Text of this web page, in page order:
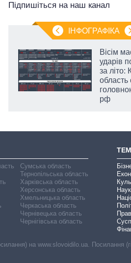
Підпишіться на наш канал
ІНФОГРАФІКА
Вісім
ударів
за літо:
область
рф
Сумська область
Тернопільська область
Харківська область
Херсонська область
Хмельницька область
Черкаська область
Чернівецька область
Чернігівська область
на www.slovoidilo.ua. Посилання